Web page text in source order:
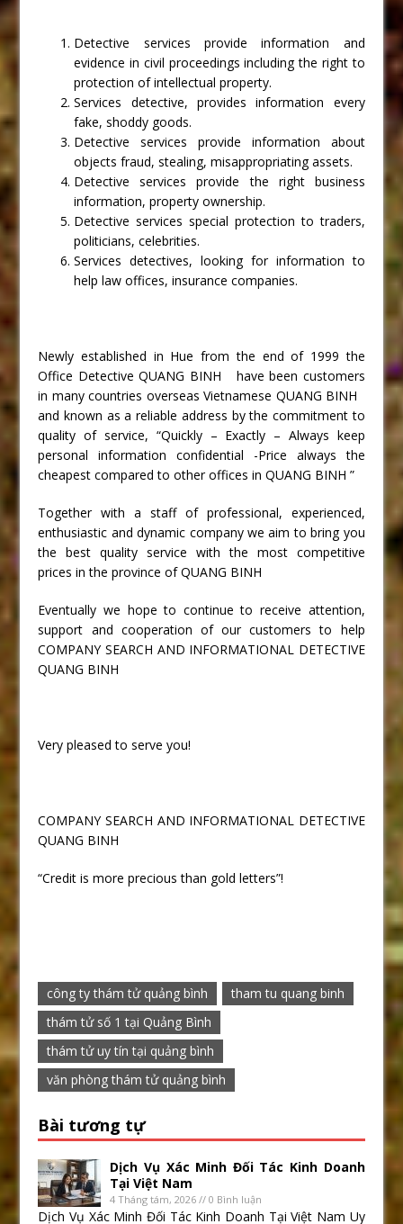
Detective services provide information and
evidence in civil proceedings including the right to
protection of intellectual property.
Services detective, provides information every
fake, shoddy goods.
Detective services provide information about
objects fraud, stealing, misappropriating assets.
Detective services provide the right business
information, property ownership.
Detective services special protection to traders,
politicians, celebrities.
Services detectives, looking for information to
help law offices, insurance companies.
Newly established in Hue from the end of 1999 the
Office Detective QUANG BINH have been customers
in many countries overseas Vietnamese QUANG BINH
and known as a reliable address by the commitment to
quality of service, “Quickly – Exactly – Always keep
personal information confidential -Price always the
cheapest compared to other offices in QUANG BINH ”
Together with a staff of professional, experienced,
enthusiastic and dynamic company we aim to bring you
the best quality service with the most competitive
prices in the province of QUANG BINH
Eventually we hope to continue to receive attention,
support and cooperation of our customers to help
COMPANY SEARCH AND INFORMATIONAL DETECTIVE
QUANG BINH
Very pleased to serve you!
COMPANY SEARCH AND INFORMATIONAL DETECTIVE
QUANG BINH
“Credit is more precious than gold letters”!
công ty thám tử quảng bình
tham tu quang binh
thám tử số 1 tại Quảng Bình
thám tử uy tín tại quảng bình
văn phòng thám tử quảng bình
Bài tương tự
Dịch Vụ Xác Minh Đối Tác Kinh Doanh
Tại Việt Nam
4 Tháng tám, 2026 // 0 Bình luận
Dịch Vụ Xác Minh Đối Tác Kinh Doanh Tại Việt Nam Uy